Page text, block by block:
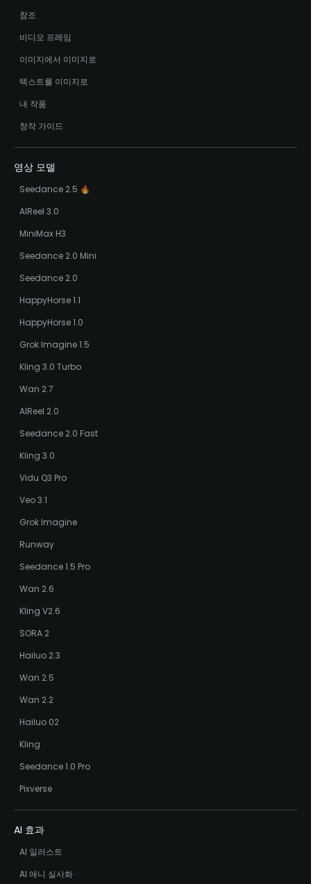
참조
비디오 프레임
이미지에서 이미지로
텍스트를 이미지로
내 작품
창작 가이드
영상 모델
Seedance 2.5 🔥
AIReel 3.0
MiniMax H3
Seedance 2.0 Mini
Seedance 2.0
HappyHorse 1.1
HappyHorse 1.0
Grok Imagine 1.5
Kling 3.0 Turbo
Wan 2.7
AIReel 2.0
Seedance 2.0 Fast
Kling 3.0
Vidu Q3 Pro
Veo 3.1
Grok Imagine
Runway
Seedance 1.5 Pro
Wan 2.6
Kling V2.6
SORA 2
Hailuo 2.3
Wan 2.5
Wan 2.2
Hailuo 02
Kling
Seedance 1.0 Pro
Pixverse
AI 효과
AI 일러스트
AI 애니 실사화